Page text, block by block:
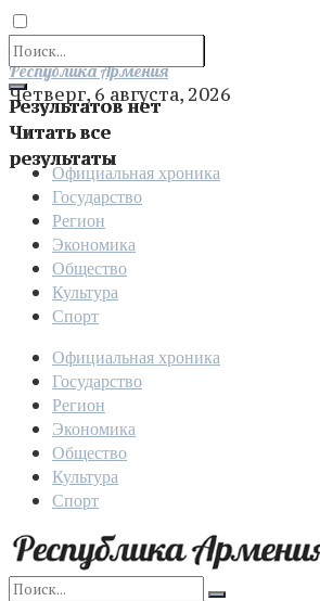
Результатов нет
Читать все
результаты
Отправить
Республика Армения
Четверг, 6 августа, 2026
Официальная хроника
Государство
Регион
Экономика
Общество
Культура
Спорт
Официальная хроника
Государство
Регион
Экономика
Общество
Культура
Спорт